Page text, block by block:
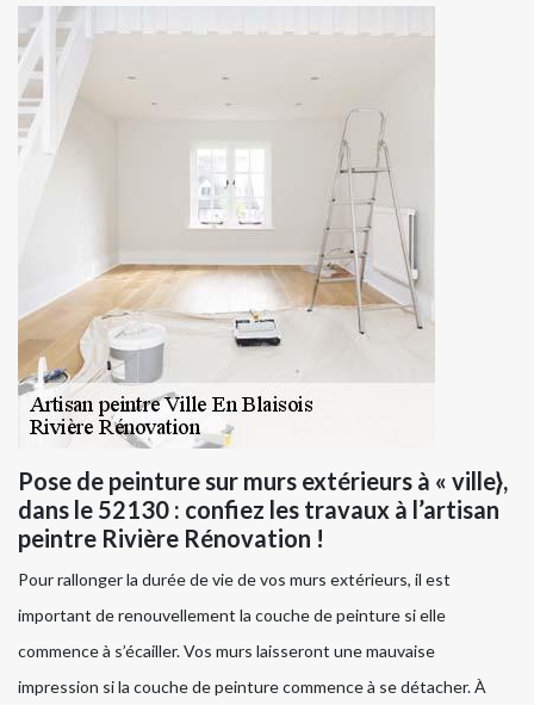
Pose de peinture sur murs extérieurs à « ville},
dans le 52130 : confiez les travaux à l’artisan
peintre Rivière Rénovation !
Pour rallonger la durée de vie de vos murs extérieurs, il est
important de renouvellement la couche de peinture si elle
commence à s’écailler. Vos murs laisseront une mauvaise
impression si la couche de peinture commence à se détacher. À